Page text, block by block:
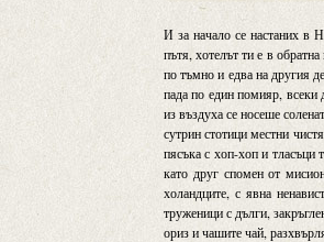
И за начало се настаних в
пътя, хотелът ти е в
по тъмно и едва на другия
пада по един помияр, всеки
из въздуха се носеше
сутрин стотици местни
пясъка с хоп-хоп и тласъци
като друг спомен от
холандците, с явна
труженици с дълги,
ориз и чашите чай,